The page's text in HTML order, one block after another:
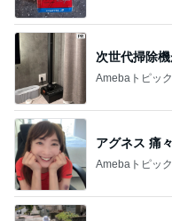
次世代掃除
Amebaトピッ
アグネス 痛
Amebaトピッ